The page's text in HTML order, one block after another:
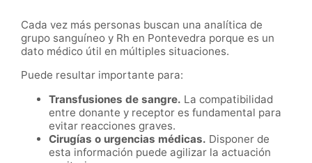
Cada vez más personas buscan una analítica de
grupo sanguíneo y Rh en Pontevedra porque es un
dato médico útil en múltiples situaciones.
Puede resultar importante para:
Transfusiones de sangre. La compatibilidad
entre donante y receptor es fundamental para
evitar reacciones graves.
Cirugías o urgencias médicas. Disponer de
esta información puede agilizar la actuación